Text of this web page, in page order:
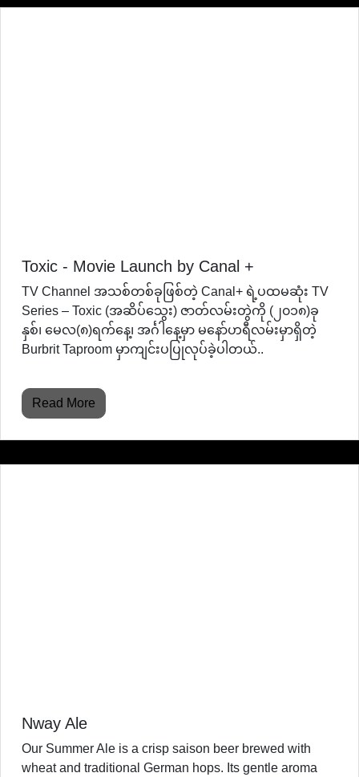
Toxic - Movie Launch by Canal +
TV Channel အသစ်တစ်ခုဖြစ်တဲ့ Canal+ ရဲ့ပထမဆုံး TV
Series – Toxic (အဆိပ်သွေး) ဇာတ်လမ်းတွဲကို (၂၀၁၈)ခု
နှစ်၊ မေလ(၈)ရက်နေ့၊ အင်္ဂါနေ့မှာ မနော်ဟရီလမ်းမှာရှိတဲ့
Burbrit Taproom မှာကျင်းပပြုလုပ်ခဲ့ပါတယ်..
Read More
Nway Ale
Our Summer Ale is a crisp saison beer brewed with
wheat and traditional German hops. Its gentle aroma